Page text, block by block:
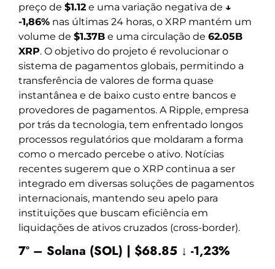
preço de $1.12 e uma variação negativa de ↓
-1,86% nas últimas 24 horas, o XRP mantém um
volume de $1.37B e uma circulação de 62.05B
XRP. O objetivo do projeto é revolucionar o
sistema de pagamentos globais, permitindo a
transferência de valores de forma quase
instantânea e de baixo custo entre bancos e
provedores de pagamentos. A Ripple, empresa
por trás da tecnologia, tem enfrentado longos
processos regulatórios que moldaram a forma
como o mercado percebe o ativo. Notícias
recentes sugerem que o XRP continua a ser
integrado em diversas soluções de pagamentos
internacionais, mantendo seu apelo para
instituições que buscam eficiência em
liquidações de ativos cruzados (cross-border).
7º – Solana (SOL) | $68.85 ↓ -1,23%